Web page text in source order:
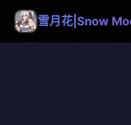
雪月花|Snow